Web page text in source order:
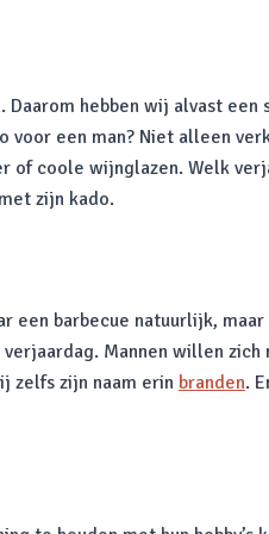
hebben wij alvast
voor een man? Niet alleen
coole wijnglazen. Welk
zijn kado.
een barbecue natuurlijk,
Mannen willen
zelfs zijn naam erin branden.